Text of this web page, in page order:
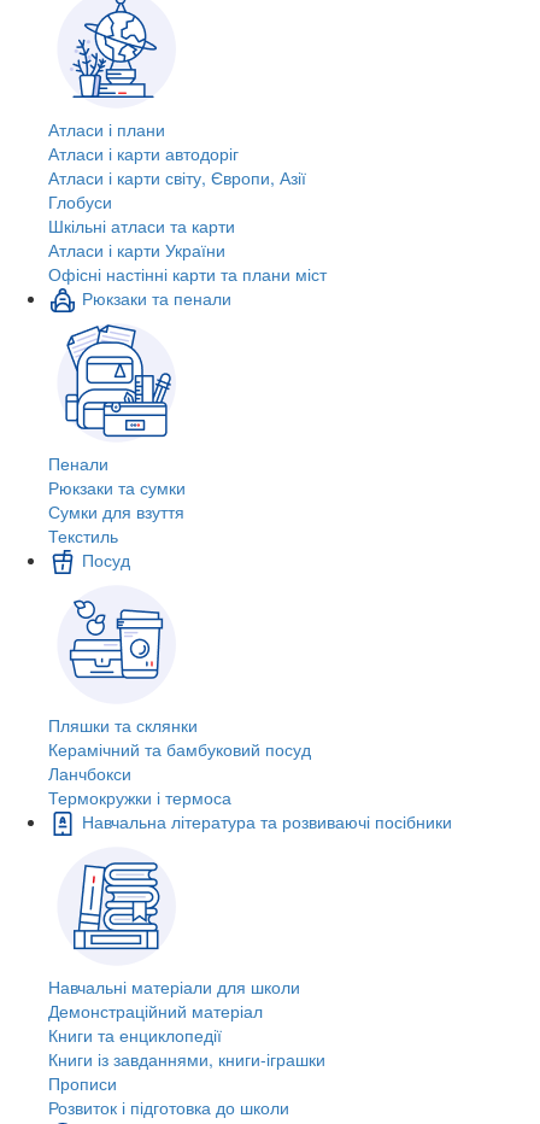
Атласи і плани
Атласи і карти автодоріг
Атласи і карти світу, Європи, Азії
Глобуси
Шкільні атласи та карти
Атласи і карти України
Офісні настінні карти та плани міст
Рюкзаки та пенали
Пенали
Рюкзаки та сумки
Сумки для взуття
Текстиль
Посуд
Пляшки та склянки
Керамічний та бамбуковий посуд
Ланчбокси
Термокружки і термоса
Навчальна література та розвиваючі посібники
Навчальні матеріали для школи
Демонстраційний матеріал
Книги та енциклопедії
Книги із завданнями, книги-іграшки
Прописи
Розвиток і підготовка до школи